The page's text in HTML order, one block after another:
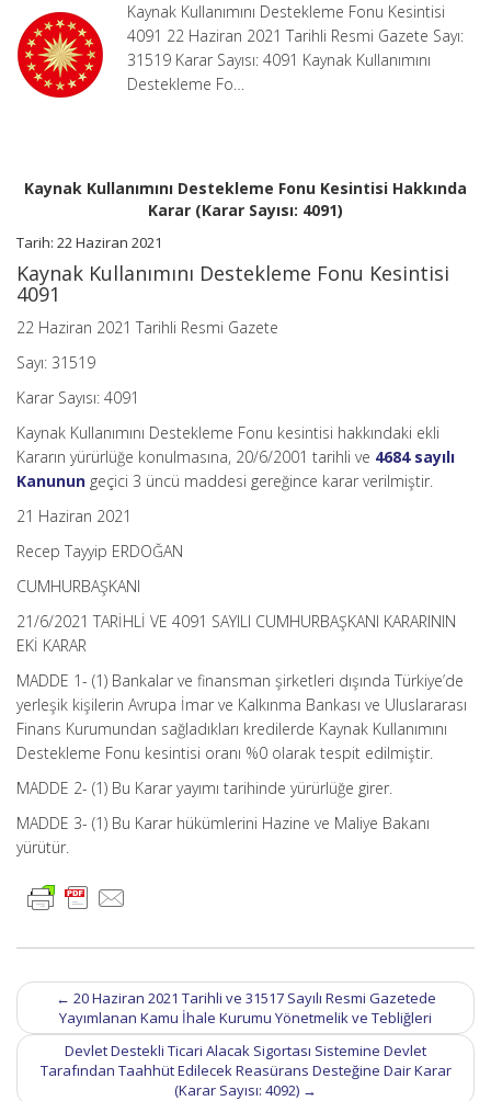
(Karar
Sayısı:
4091)
için
Kaynak Kullanımını Destekleme Fonu Kesintisi
4091 22 Haziran 2021 Tarihli Resmi Gazete Sayı:
31519 Karar Sayısı: 4091 Kaynak Kullanımını
Destekleme Fo…
Kaynak Kullanımını Destekleme Fonu Kesintisi Hakkında
Karar (Karar Sayısı: 4091)
Tarih: 22 Haziran 2021
Kaynak Kullanımını Destekleme Fonu Kesintisi
4091
22 Haziran 2021 Tarihli Resmi Gazete
Sayı: 31519
Karar Sayısı: 4091
Kaynak Kullanımını Destekleme Fonu kesintisi hakkındaki ekli
Kararın yürürlüğe konulmasına, 20/6/2001 tarihli ve 4684 sayılı
Kanunun geçici 3 üncü maddesi gereğince karar verilmiştir.
21 Haziran 2021
Recep Tayyip ERDOĞAN
CUMHURBAŞKANI
21/6/2021 TARİHLİ VE 4091 SAYILI CUMHURBAŞKANI KARARININ
EKİ KARAR
MADDE 1- (1) Bankalar ve finansman şirketleri dışında Türkiye’de
yerleşik kişilerin Avrupa İmar ve Kalkınma Bankası ve Uluslararası
Finans Kurumundan sağladıkları kredilerde Kaynak Kullanımını
Destekleme Fonu kesintisi oranı %0 olarak tespit edilmiştir.
MADDE 2- (1) Bu Karar yayımı tarihinde yürürlüğe girer.
MADDE 3- (1) Bu Karar hükümlerini Hazine ve Maliye Bakanı
yürütür.
Post
navigation
← 20 Haziran 2021 Tarihli ve 31517 Sayılı Resmi Gazetede
Yayımlanan Kamu İhale Kurumu Yönetmelik ve Tebliğleri
Devlet Destekli Ticari Alacak Sigortası Sistemine Devlet
Tarafından Taahhüt Edilecek Reasürans Desteğine Dair Karar
(Karar Sayısı: 4092) →